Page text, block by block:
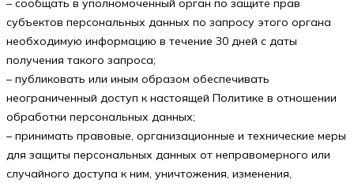
– сообщать в уполномоченный орган по защите прав
субъектов персональных данных по запросу этого органа
необходимую информацию в течение 30 дней с даты
получения такого запроса;
– публиковать или иным образом обеспечивать
неограниченный доступ к настоящей Политике в отношении
обработки персональных данных;
– принимать правовые, организационные и технические меры
для защиты персональных данных от неправомерного или
случайного доступа к ним, уничтожения, изменения,